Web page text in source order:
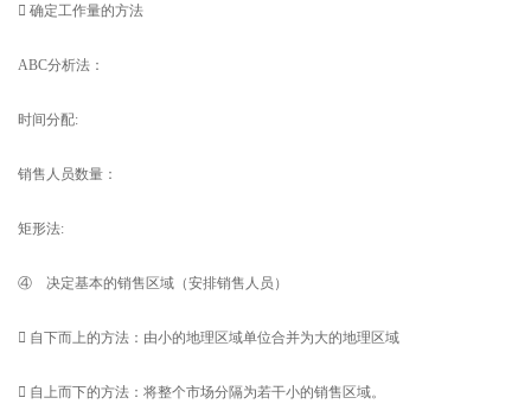
 确定工作量的方法
ABC分析法：
时间分配:
销售人员数量：
矩形法:
④ 决定基本的销售区域（安排销售人员）
 自下而上的方法：由小的地理区域单位合并为大的地理区域
 自上而下的方法：将整个市场分隔为若干小的销售区域。